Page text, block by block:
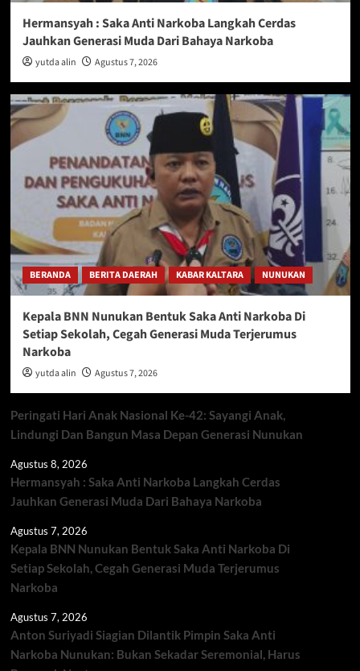
Hermansyah : Saka Anti Narkoba Langkah Cerdas
Jauhkan Generasi Muda Dari Bahaya Narkoba
yutda alin Agustus 7, 2026
BERANDA BERITA DAERAH KABAR KALTARA NUNUKAN
Kepala BNN Nunukan Bentuk Saka Anti Narkoba Di
Setiap Sekolah, Cegah Generasi Muda Terjerumus
Narkoba
yutda alin Agustus 7, 2026
Peringati Hari Anak Nasional Ke-42: Sayangi Anak,
Lindungi Dan Bangun Masa Depan Generasi Nunukan
Agustus 8, 2026
Hermansyah : Saka Anti Narkoba Langkah Cerdas
Jauhkan Generasi Muda Dari Bahaya Narkoba
Agustus 7, 2026
Kepala BNN Nunukan Bentuk Saka Anti Narkoba Di
Setiap Sekolah, Cegah Generasi Muda Terjerumus
Narkoba
Agustus 7, 2026
Anton Suriyadi Siagian Dilantik Pimpin Saka Anti
Narkoba Nunukan: Bukan Sekadar Seremonial, Harus